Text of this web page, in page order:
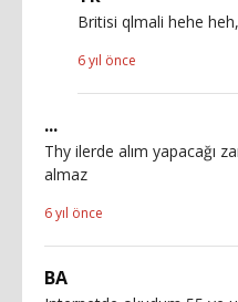
Britisi qlmali hehe
6 yıl önce
...
Thy ilerde alım yapacağı
almaz
6 yıl önce
BA